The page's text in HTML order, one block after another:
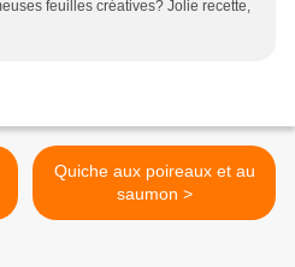
feuilles créatives? Jolie recette,
Quiche aux poireaux et au
saumon >